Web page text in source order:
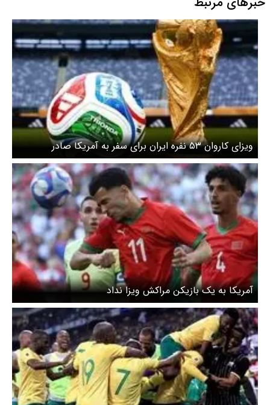
ویزای کاروان ۵۳ نفره ایران برای سفر به آمریکا صادر
می‌شود؟
آمریکا به یک بازیکن مراکش ویزا نداد